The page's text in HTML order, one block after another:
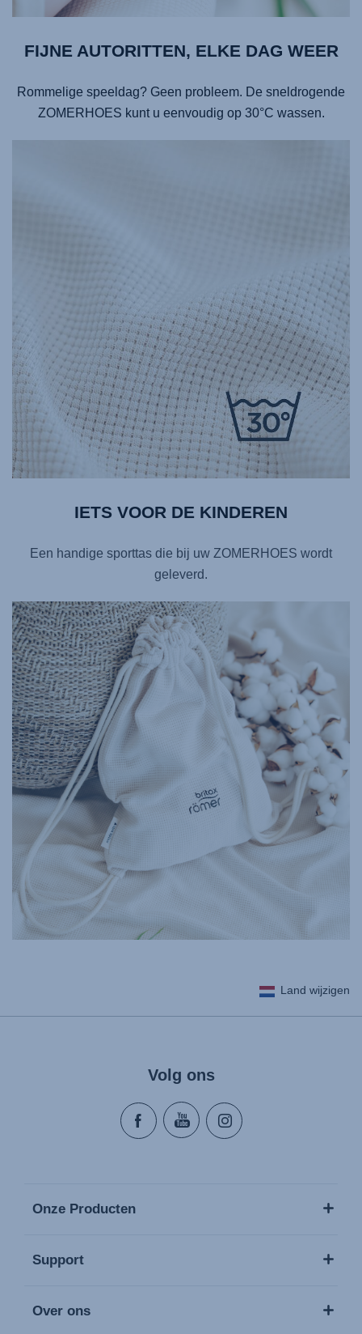
FIJNE AUTORITTEN, ELKE DAG WEER
Rommelige speeldag? Geen probleem. De sneldrogende
ZOMERHOES kunt u eenvoudig op 30°C wassen.
IETS VOOR DE KINDEREN
Een handige sporttas die bij uw ZOMERHOES wordt
geleverd.
Land wijzigen
Volg ons
Onze Producten
Support
Over ons